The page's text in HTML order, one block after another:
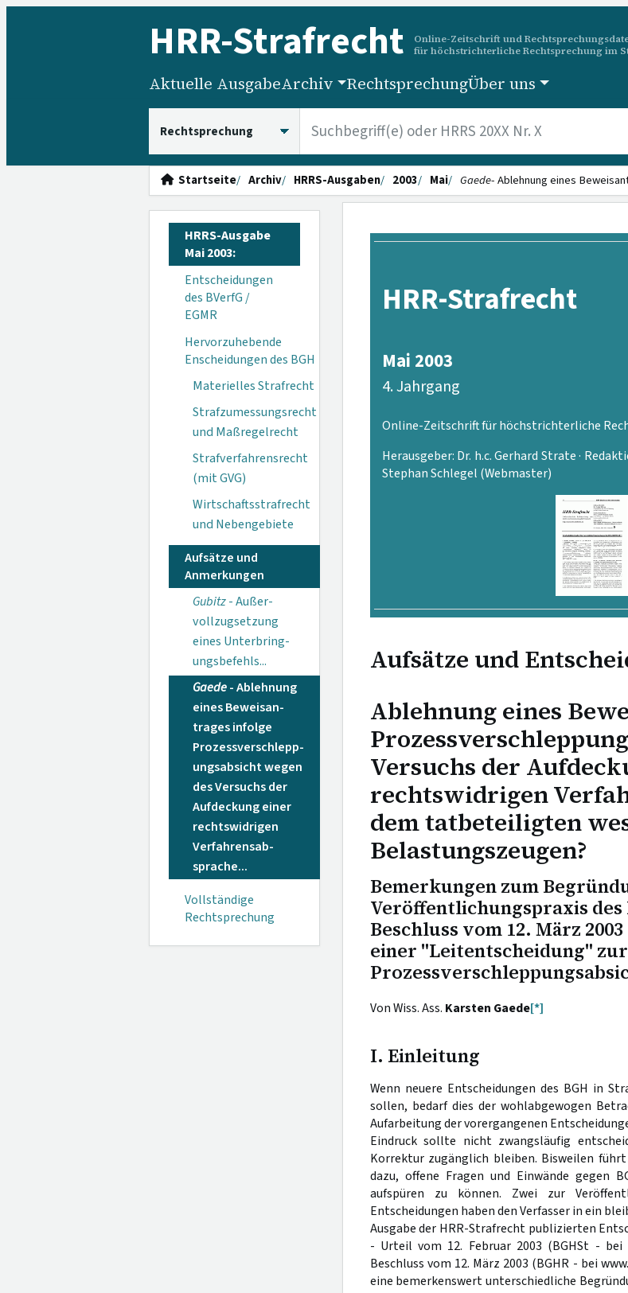
HRR-Strafrecht
Online-Zeitschrift und
für höchstrichterliche Rechtsprechung im
Aktuelle AusgabeArchiv RechtsprechungÜber uns
Startseite Archiv HRRS-Ausgaben 2003 Mai Gaede- Ablehnung eines
HRRS-Ausgabe
Mai 2003:
Entscheidungen
des BVerfG /
EGMR
Hervorzuhebende
Enscheidungen des BGH
Materielles Strafrecht
Strafzumessungsrecht
und Maßregelrecht
Strafverfahrensrecht
(mit GVG)
Wirtschaftsstrafrecht
und Nebengebiete
Aufsätze und
Anmerkungen
Gubitz- Außer­
vollzugsetzung
eines Unterbring­
ungsbefehls...
Gaede- Ablehnung
eines Beweisan­
trages infolge
Prozessverschlepp­
ungsabsicht wegen
des Versuchs der
Aufdeckung einer
rechtswidrigen
Verfahrensab­
sprache...
Vollständige
Rechtsprechung
HRR-Strafrecht
Mai 2003
4. Jahrgang
Online-Zeitschrift für höchstrichterliche
Herausgeber: Dr. h.c. Gerhard Strate ·
Stephan Schlegel (Webmaster)
Aufsätze und
Ablehnung eines
Versuchs der
rechtswidrigen
dem tatbeteiligten
Belastungszeugen?
Bemerkungen zum
Veröffentlichungspraxis des
Beschluss vom 12. März
einer "Leitentscheidung" zur
Von Wiss. Ass. Karsten Gaede[*]
I. Einleitung
Wenn neuere Entscheidungen des BGH in
sollen, bedarf dies der wohlabgewogen
Aufarbeitung der vorergangenen
Eindruck sollte nicht zwangsläufig
Korrektur zugänglich bleiben. Bisweilen
dazu, offene Fragen und Einwände gegen
aufspüren zu können. Zwei zur
Entscheidungen haben den Verfasser in ein
Ausgabe der HRR-Strafrecht publizierten
- Urteil vom 12. Februar 2003 (BGHSt - bei
Beschluss vom 12. März 2003 (BGHR - bei
eine bemerkenswert unterschiedliche